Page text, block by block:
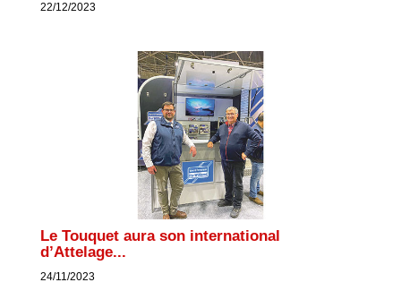
22/12/2023
Le Touquet aura son international
d’Attelage...
24/11/2023